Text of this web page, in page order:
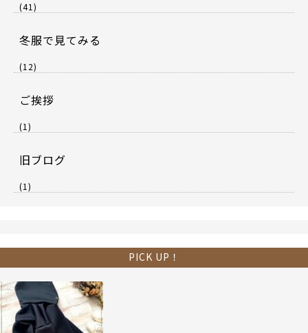
(41)
冬服で見てみる
(12)
ご挨拶
(1)
旧ブログ
(1)
PICK UP！